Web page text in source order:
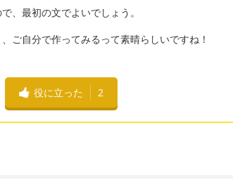
、最初の文でよいでしょう。
ご自分で作ってみるって素晴らしいですね！
役に立った 2